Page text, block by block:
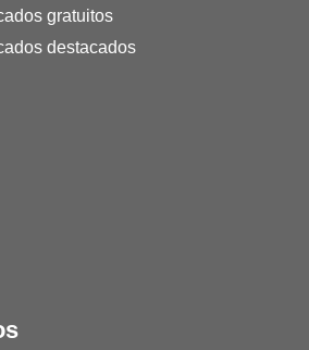
gratuitos
destacados